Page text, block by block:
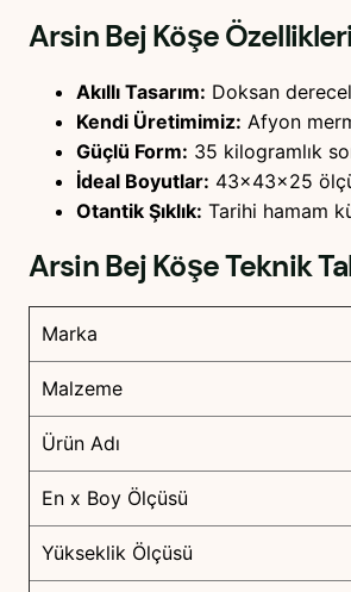
Arsin Bej Köşe
Akıllı Tasarım: Doksan
Kendi Üretimimiz: Afyon
Güçlü Form: 35 kilogramlık
İdeal Boyutlar: 43x43x25
Otantik Şıklık: Tarihi hamam
Arsin Bej KöşeTeknik
Marka
Malzeme
Ürün Adı
En x Boy Ölçüsü
Yükseklik Ölçüsü